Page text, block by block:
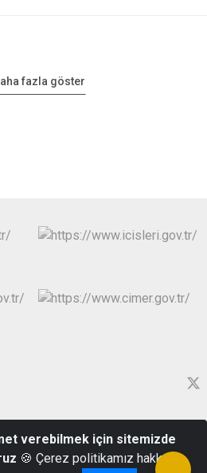
fazla göster
AMASYA
218 3069
verebilmek için sitemizde
🍪 Çerez politikamız hakkında